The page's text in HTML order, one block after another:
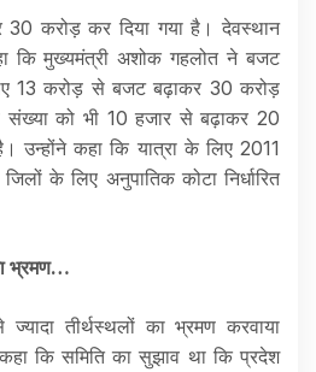
करोड़ कर दिया गया है। देवस्थान
कि मुख्यमंत्री अशोक गहलोत ने बजट
13 करोड़ से बजट बढ़ाकर 30 करोड़
संख्या को भी 10 हजार से बढ़ाकर 20
उन्होंने कहा कि यात्रा के लिए 2011
के लिए अनुपातिक कोटा निर्धारित
भ्रमण…
तीर्थस्थलों का भ्रमण करवाया
कि समिति का सुझाव था कि प्रदेश